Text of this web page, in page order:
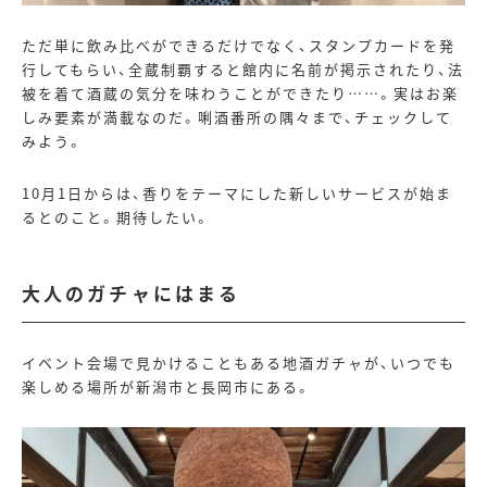
ただ単に飲み比べができるだけでなく、スタンプカードを発
行してもらい、全蔵制覇すると館内に名前が掲示されたり、法
被を着て酒蔵の気分を味わうことができたり……。実はお楽
しみ要素が満載なのだ。唎酒番所の隅々まで、チェックして
みよう。
10月 1 日からは、香りをテーマにした新しいサービスが始ま
るとのこと。期待したい。
大人のガチャにはまる
イベント会場で見かけることもある地酒ガチャが、いつでも
楽しめる場所が新潟市と長岡市にある。